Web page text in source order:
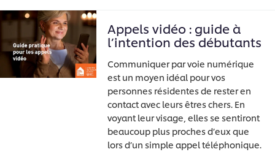
Appels vidéo : guide à
l’intention des débutants
Communiquer par voie numérique
est un moyen idéal pour vos
personnes résidentes de rester en
contact avec leurs êtres chers. En
voyant leur visage, elles se sentiront
beaucoup plus proches d’eux que
lors d’un simple appel téléphonique.